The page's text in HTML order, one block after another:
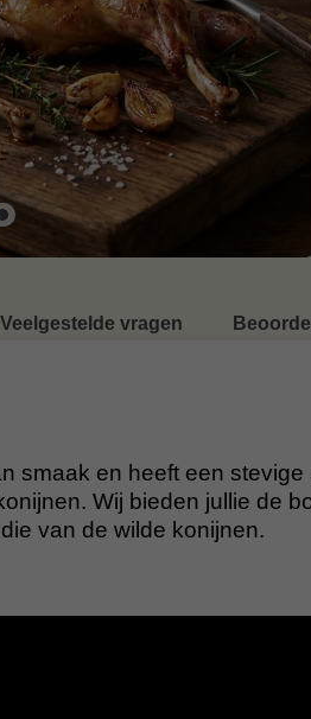
Veelgestelde vragen
smaak en heeft een
Wij bieden jullie de
van de wilde konijnen.